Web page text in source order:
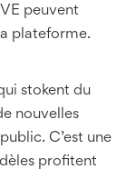
peuvent
plateforme.
stokent du
nouvelles
C’est une
profitent